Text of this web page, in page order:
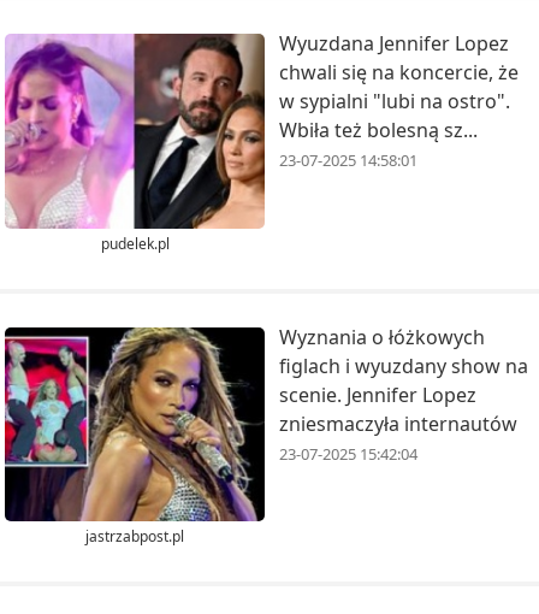
pudelek.pl
Wyuzdana Jennifer Lopez
chwali się na koncercie, że
w sypialni "lubi na ostro".
Wbiła też bolesną sz...
23-07-2025 14:58:01
jastrzabpost.pl
Wyznania o łóżkowych
figlach i wyuzdany show na
scenie. Jennifer Lopez
zniesmaczyła internautów
23-07-2025 15:42:04